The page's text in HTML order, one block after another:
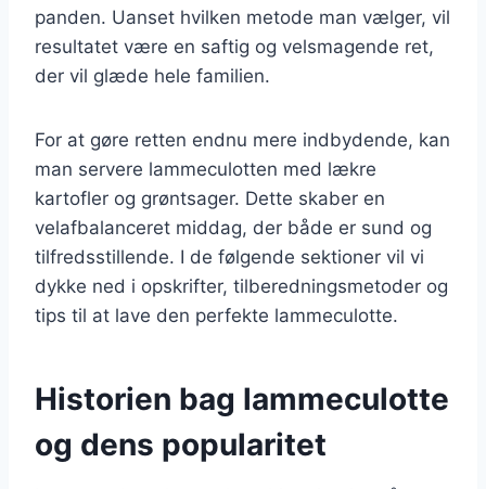
panden. Uanset hvilken metode man vælger, vil
resultatet være en saftig og velsmagende ret,
der vil glæde hele familien.
For at gøre retten endnu mere indbydende, kan
man servere lammeculotten med lækre
kartofler og grøntsager. Dette skaber en
velafbalanceret middag, der både er sund og
tilfredsstillende. I de følgende sektioner vil vi
dykke ned i opskrifter, tilberedningsmetoder og
tips til at lave den perfekte lammeculotte.
Historien bag lammeculotte
og dens popularitet